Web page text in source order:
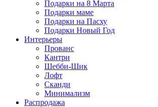
Подарки на 8 Марта
Подарки маме
Подарки на Пасху
Подарки Новый Год
Интерьеры
Прованс
Кантри
Шебби-Шик
Лофт
Сканди
Минимализм
Распродажа